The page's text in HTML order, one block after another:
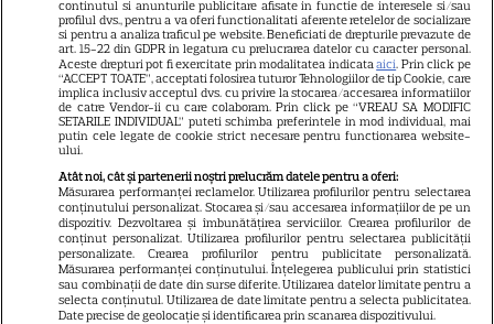
14
de ori și, de fiecare dată, ar fi ca
prima oară”
14
VEDETE STRĂINE
Jennifer Aniston și Courteney
Cox, vacanță de lux în Mallorca
alături de Pedro Pascal.
Imagini spectaculoase
continutul si anunturile publicitare afisate in functie de interesele si/sau
profilul dvs., pentru a va oferi functionalitati aferente retelelor de socializare
si pentru a analiza traficul pe website. Beneficiati de drepturile prevazute de
art. 15-22 din GDPR in legatura cu prelucrarea datelor cu caracter personal.
Aceste drepturi pot fi exercitate prin modalitatea indicataaici. Prin click pe
“ACCEPT TOATE”, acceptati folosirea tuturor Tehnologiilor de tip Cookie, care
implica inclusiv acceptul dvs. cu privire la stocarea/accesarea informatiilor
de catre Vendor-ii cu care colaboram. Prin click pe “VREAU SA MODIFIC
SETARILE INDIVIDUAL” puteti schimba preferintele in mod individual, mai
putin cele legate de cookie strict necesare pentru functionarea website-
ului.
Atât noi, cât și partenerii noștri prelucrăm datele pentru a oferi:
Măsurarea performanței reclamelor. Utilizarea profilurilor pentru selectarea
conținutului personalizat. Stocarea și/sau accesarea informațiilor de pe un
dispozitiv. Dezvoltarea și îmbunătățirea serviciilor. Crearea profilurilor de
conținut personalizat. Utilizarea profilurilor pentru selectarea publicității
personalizate. Crearea profilurilor pentru publicitate personalizată.
Măsurarea performanței conținutului. Înțelegerea publicului prin statistici
sau combinații de date din surse diferite. Utilizarea datelor limitate pentru a
selecta conținutul. Utilizarea de date limitate pentru a selecta publicitatea.
Date precise de geolocație și identificarea prin scanarea dispozitivului.